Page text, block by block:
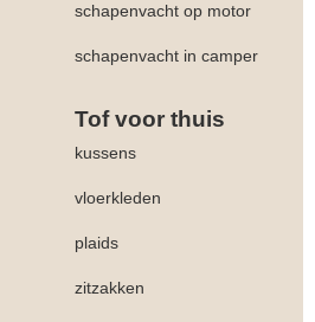
schapenvacht op motor
schapenvacht in camper
Tof voor thuis
kussens
vloerkleden
plaids
zitzakken